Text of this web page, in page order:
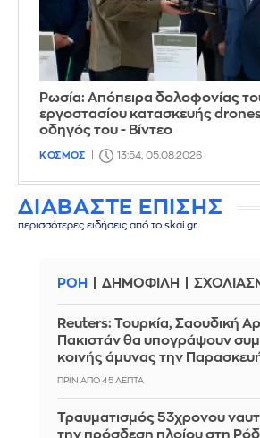
Ρωσία: Απόπειρα δολοφονίας
εργοστασίου κατασκευής
οδηγός του - Βίντεο
ΚΟΣΜΟΣ 13:54, 05.08.2026
ΔΙΑΒΑΣΤΕ ΕΠΙΣΗΣ
περισσότερες ειδήσεις από το skai.gr
ΡΟΗ ΔΗΜΟΦΙΛΗ
Reuters: Τουρκία, Σαουδική
Πακιστάν θα υπογράψουν
κοινής άμυνας την
ΠΡΙΝ ΑΠΌ 45 ΛΕΠΤΆ
Τραυματισμός 53χρονου
την πρόσδεση πλοίου στη